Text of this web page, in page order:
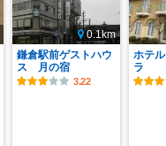
0.1km
鎌倉駅前ゲストハウ
ス 月の宿
3.22
ホテ
ラ